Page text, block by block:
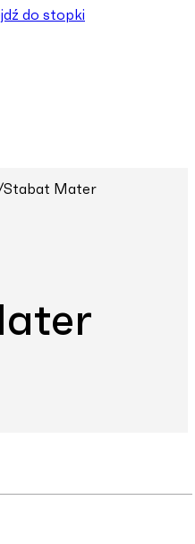
do stopki
Stabat Mater